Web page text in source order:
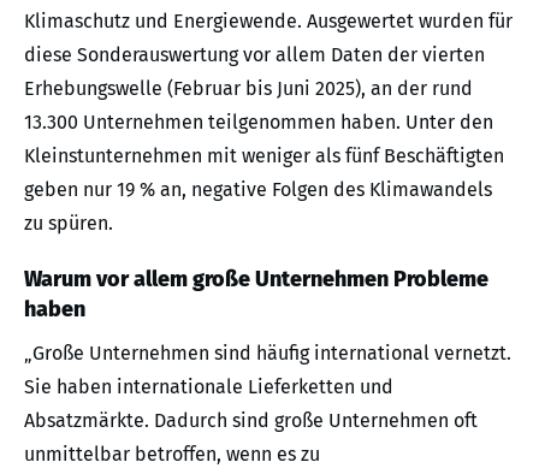
Klimaschutz und Energiewende. Ausgewertet wurden für
diese Sonderauswertung vor allem Daten der vierten
Erhebungswelle (Februar bis Juni 2025), an der rund
13.300 Unternehmen teilgenommen haben. Unter den
Kleinstunternehmen mit weniger als fünf Beschäftigten
geben nur 19 % an, negative Folgen des Klimawandels
zu spüren.
Warum vor allem große Unternehmen Probleme
haben
„Große Unternehmen sind häufig international vernetzt.
Sie haben internationale Lieferketten und
Absatzmärkte. Dadurch sind große Unternehmen oft
unmittelbar betroffen, wenn es zu